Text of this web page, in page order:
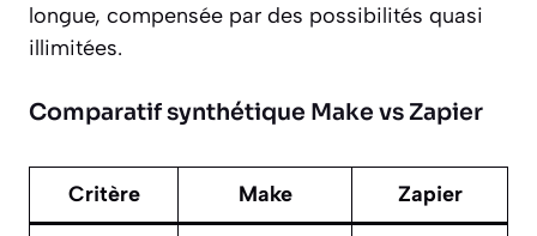
longue, compensée par des possibilités quasi
illimitées.
Comparatif synthétique Make vs Zapier
Critère Make Zapier